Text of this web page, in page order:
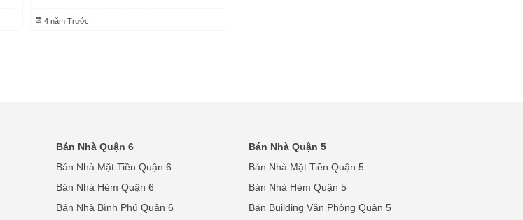
4 năm Trước
Bán Nhà Quận 6
Bán Nhà Quận 5
Bán Nhà Mặt Tiền Quận 6
Bán Nhà Mặt Tiền Quận 5
Bán Nhà Hẻm Quận 6
Bán Nhà Hẻm Quận 5
Bán Nhà Bình Phú Quận 6 Bán Building Văn Phòng Quận 5